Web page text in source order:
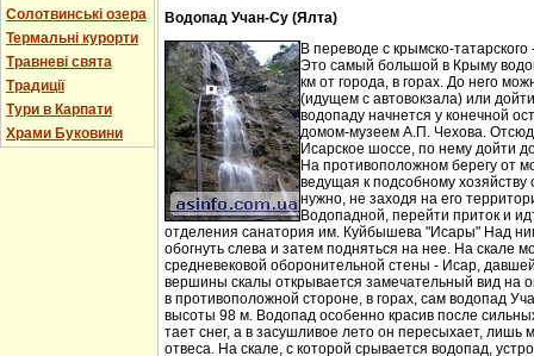
Солотвинські озера
Термальні курорти
Травневі свята
Традиції
Тури в Карпати
Храми Буковини
Водопад Учан-Су (Ялта)
В переводе с крымско-
Это самый большой в Крыму
км от города, в горах. До него
(идущем с автовокзала) или
водопаду начнется у конечной
домом-музеем А.П. Чехова.
Исарское шоссе, по нему дойти
На противоположном берегу от
ведущая к подсобному
нужно, не заходя на его
Водопадной, перейти приток и
отделения санатория им. Куйбышева "Исары" Над
обогнуть слева и затем подняться на нее. На скале
средневековой оборонительной стены - Исар,
вершины скалы открывается замечательный вид на
в противоположной стороне, в горах, сам водопад
высоты 98 м. Водопад особенно красив после
тает снег, а в засушливое лето он пересыхает, лишь
отвеса. На скале, с которой срывается водопад,